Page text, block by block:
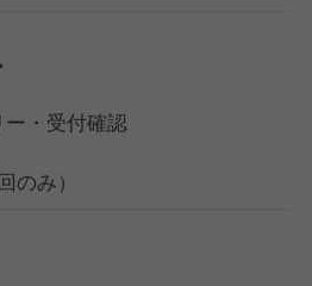
・受付確認
のみ）